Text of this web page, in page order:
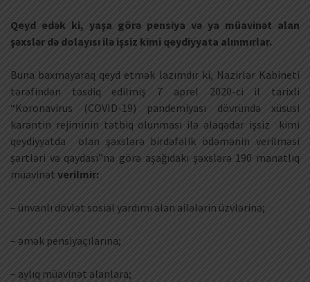
Qeyd edək ki, yaşa görə pensiya və ya müavinət alan
şəxslər də dolayısı ilə işsiz kimi qeydiyyata alınmırlar.
Buna baxmayaraq qeyd etmək lazımdır ki, Nazirlər Kabineti
tərəfindən təsdiq edilmiş 7 aprel 2020-ci il tarixli
“Koronavirus (COVID-19) pandemiyası dövründə xüsusi
karantin rejiminin tətbiq olunması ilə əlaqədar işsiz kimi
qeydiyyatda olan şəxslərə birdəfəlik ödəmənin verilməsi
şərtləri və qaydası”na görə aşağıdakı şəxslərə 190 manatlıq
müavinət verilmir:
– ünvanlı dövlət sosial yardımı alan ailələrin üzvlərinə;
– əmək pensiyaçılarına;
– aylıq müavinət alanlara;